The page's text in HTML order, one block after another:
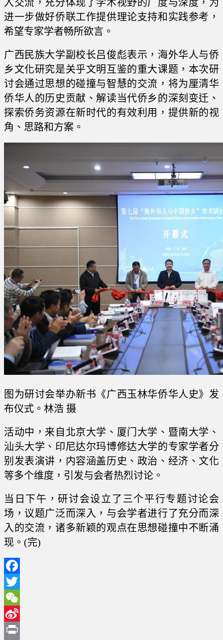
入交流，充分体现了学术视野的广度与深度，为
进一步做好侨联工作提供理论支持和实践参考，
希望专家学者畅所欲言。
广西民族大学副校长吕俊彪表示，海外华人与侨
乡文化研究是关乎文明互鉴的重大课题，本次研
讨会通过思想的碰撞与智慧的交流，将为厘清华
侨华人的历史贡献、解读当代侨乡的深刻变迁、
探索侨务资源在新时代的有效利用，提供新的视
角、思路和方案。
图为研讨会举办新书《广西玉林华侨华人史》发
布仪式。林浩 摄
活动中，来自北京大学、厦门大学、暨南大学、
汕头大学、印尼达尔玛博修达大学的专家学者分
别发表演讲，内容涵盖历史、政治、经济、文化
等多个维度，引发与会者热烈讨论。
当日下午，研讨会设立了三个平行专题讨论会
场，议题广泛而深入，与会学者进行了充分而深
入的交流，诸多新颖的观点在思想碰撞中不断涌
现。(完)
Facebook
Twitter
WeChat
Sina